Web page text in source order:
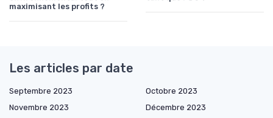
maximisant les profits ?
Les articles par date
Septembre 2023
Octobre 2023
Novembre 2023
Décembre 2023